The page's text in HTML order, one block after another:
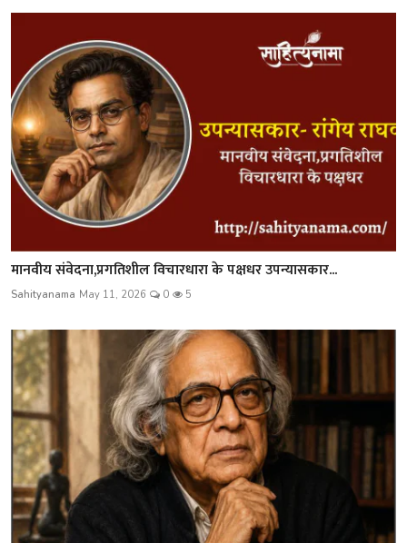
मानवीय संवेदना,प्रगतिशील विचारधारा के पक्षधर उपन्यासकार...
Sahityanama May 11, 2026 0 5